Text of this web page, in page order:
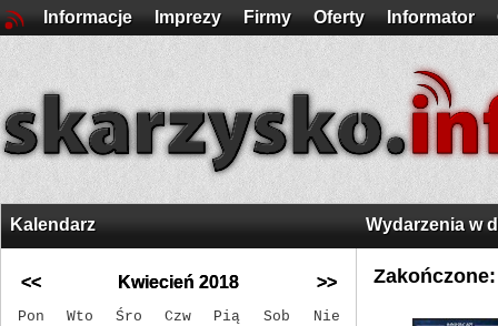
Informacje Imprezy Firmy Oferty Informator
Kalendarz
<< Kwiecień 2018 >>
Pon Wto Śro Czw Pią Sob Nie
Wydarzenia w
Zakończone: